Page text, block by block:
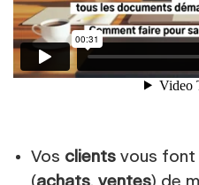
Vos clients vous font